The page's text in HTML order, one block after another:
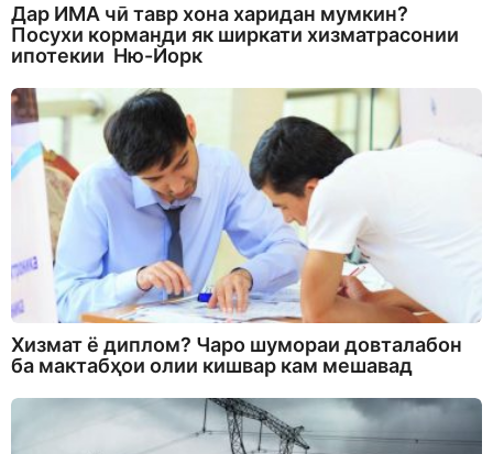
Дар ИМА чӣ тавр хона харидан мумкин?
Посухи корманди як ширкати хизматрасонии
ипотекии Ню-Йорк
Хизмат ё диплом? Чаро шумораи довталабон
ба мактабҳои олии кишвар кам мешавад